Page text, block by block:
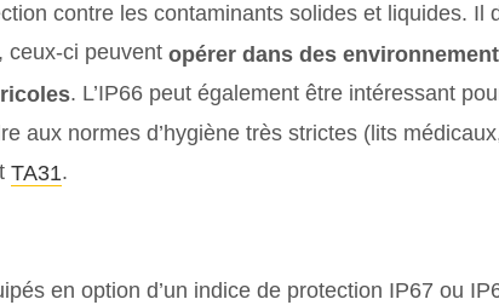
contre les contaminants solides et liquides. Il
ceux-ci peuvent opérer dans des
. L’IP66 peut également être intéressant
normes d’hygiène très strictes (lits
TA31.
en option d’un indice de protection IP67 ou